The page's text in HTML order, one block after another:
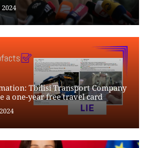
2024
Tbilisi Transport Company
a one-year free travel card